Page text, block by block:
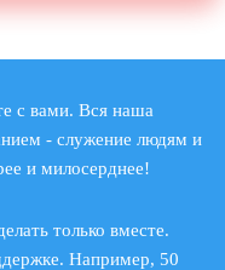
с вами. Вся наша
- служение людям и
и милосерднее!
только вместе.
Например, 50